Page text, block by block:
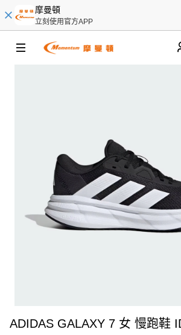
摩曼頓
立刻使用官方APP
ADIDAS GALAXY 7 女 慢跑鞋